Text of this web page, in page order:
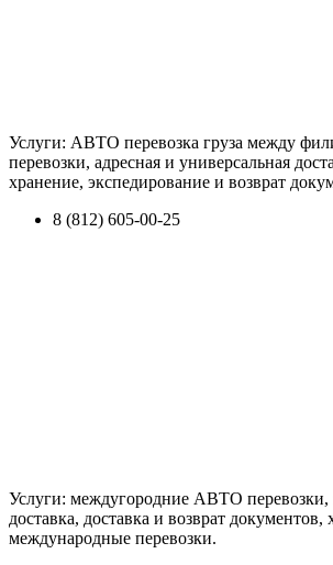
Услуги: АВТО перевозка груза между
перевозки, адресная и универсальная
хранение, экспедирование и возврат
8 (812) 605-00-25
Услуги: междугородние АВТО перевозки,
доставка, доставка и возврат документов,
международные перевозки.